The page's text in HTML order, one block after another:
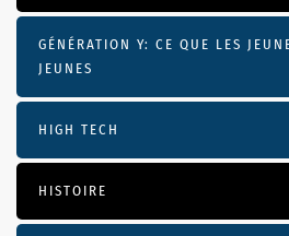
GÉNÉRATION Y: CE QUE LES
JEUNES
HIGH TECH
HISTOIRE